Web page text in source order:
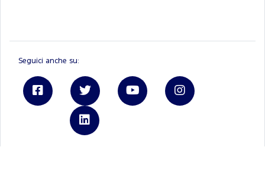
Seguici anche su: